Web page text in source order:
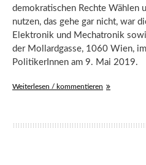
demokratischen Rechte Wählen
nutzen, das gehe gar nicht, war
Elektronik und Mechatronik
der Mollardgasse, 1060 Wien,
PolitikerInnen am 9. Mai 2019.
Weiterlesen / kommentieren